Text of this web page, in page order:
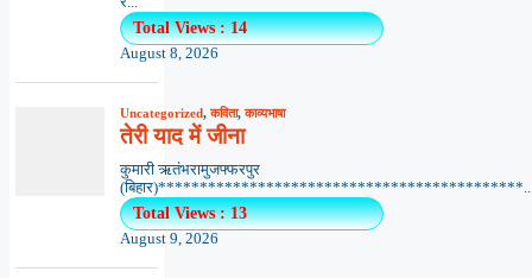
Total Views : 14
August 8, 2026
Uncategorized,कविता,काव्यभाषा
तेरी याद में जीना
कुमारी ऋतंभरामुजफ्फरपुर
Total Views : 13
August 9, 2026